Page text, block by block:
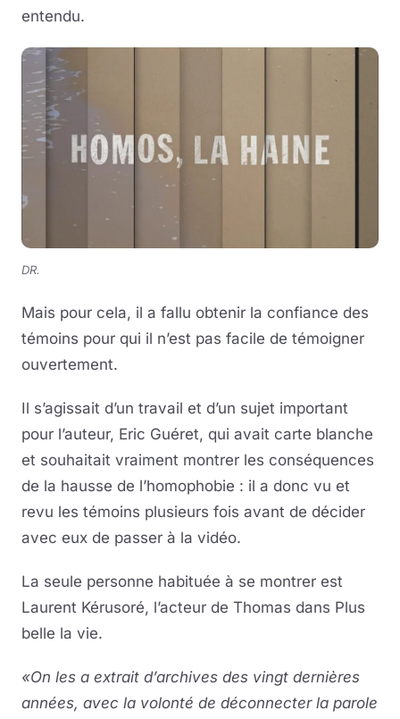
entendu.
DR.
Mais pour cela, il a fallu obtenir la confiance des
témoins pour qui il n’est pas facile de témoigner
ouvertement.
Il s’agissait d’un travail et d’un sujet important
pour l’auteur, Eric Guéret, qui avait carte blanche
et souhaitait vraiment montrer les conséquences
de la hausse de l’homophobie : il a donc vu et
revu les témoins plusieurs fois avant de décider
avec eux de passer à la vidéo.
La seule personne habituée à se montrer est
Laurent Kérusoré, l’acteur de Thomas dans Plus
belle la vie.
«On les a extrait d’archives des vingt dernières
années, avec la volonté de déconnecter la parole